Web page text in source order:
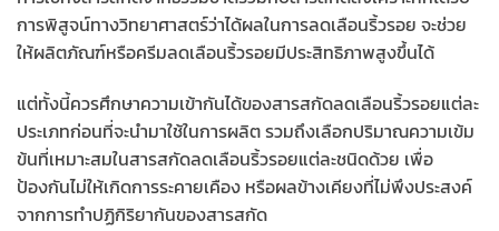
การพิสูจน์ทางวิทยาศาสตร์ว่าได้ผลในการลดเลือนริ้วรอย จะช่วย
ให้ผลิตภัณฑ์หรือครีมลดเลือนริ้วรอยมีประสิทธิภาพสูงขึ้นได้
แต่ทั้งนี้ควรศึกษาความเข้ากันได้ของสารสกัดลดเลือนริ้วรอยแต่ละ
ประเภทก่อนที่จะนำมาใช้ในการผลิต รวมถึงเลือกปริมาณความเข้ม
ข้นที่เหมาะสมในสารสกัดลดเลือนริ้วรอยแต่ละชนิดด้วย เพื่อ
ป้องกันไม่ให้เกิดการระคายเคือง หรือผลข้างเคียงที่ไม่พึงประสงค์
จากการทำปฏิกิริยากันของสารสกัด